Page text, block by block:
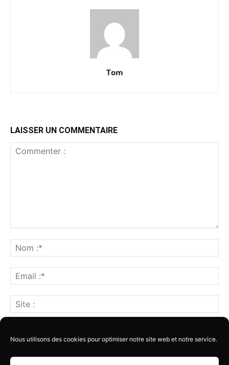
Nous utilisons des cookies pour optimiser notre site web et notre service.
Tom
LAISSER UN COMMENTAIRE